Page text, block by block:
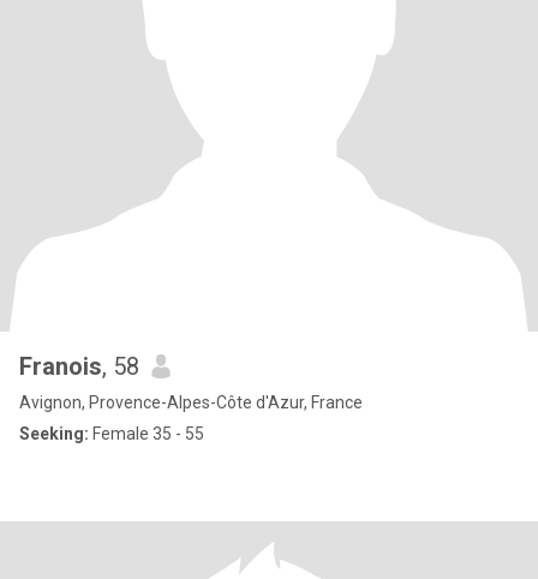
Franois, 58
Avignon, Provence-Alpes-Côte d'Azur, France
Seeking: Female 35 - 55